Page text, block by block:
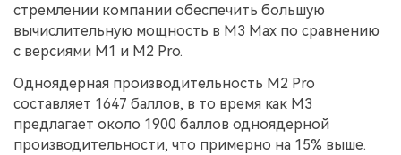
стремлении компании обеспечить большую
вычислительную мощность в M3 Max по сравнению
с версиями M1 и M2 Pro.
Одноядерная производительность M2 Pro
составляет 1647 баллов, в то время как M3
предлагает около 1900 баллов одноядерной
производительности, что примерно на 15% выше.